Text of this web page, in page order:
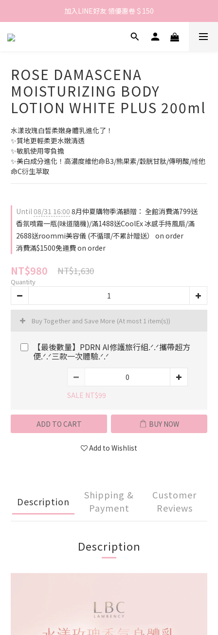
歡迎來到LAMBENCY 💓 註冊會員享＄100購物金！
加入LINE好友 領優惠卷＄150
歡迎來到LAMBENCY 💓 註冊會員享＄100購物金！
ROSE DAMASCENA
MOISTURIZING BODY
LOTION WHITE PLUS 200ml
水漾玫瑰白皙柔嫩身體乳進化了！
✨質地更輕柔更水嫩清透
✨敏肌使用零負擔
✨美白成分進化！高濃度維他命B3/熊果素/穀胱甘肽/傳明酸/维他
命C衍生萃取
Until08/31 16:00 8月仲夏購物季滿額贈： 全館消費滿799送
香氛噴霧一瓶(味道隨機)/滿1488送CoolEx 冰感手持風扇/滿
2688送roommi美容儀 (不循環/不累計贈送） on order
消費滿$1500免運費 on order
NT$980 NT$1,630
Quantity
Buy Together and Save More (At most 1 item(s))
【最後數量】PDRN AI修護旅行組.ᐟ.ᐟ攜帶超方
便.ᐟ.ᐟ三款一次體驗.ᐟ.ᐟ
SALE NT$99
ADD TO CART BUY NOW
Add to Wishlist
Description
Shipping &
Payment
Customer
Reviews
Description